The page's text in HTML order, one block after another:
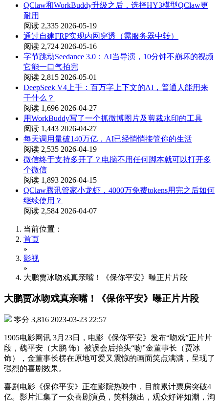
QClaw和WorkBuddy升级之后，选择HY3模型QClaw更
耐用
阅读 2,335 2026-05-19
通过自建FRP实现内网穿透（需服务器中转）
阅读 2,724 2026-05-16
字节跳动Seedance 3.0：AI当导演，10分钟不崩坏的视频
它能一口气拍完
阅读 2,815 2026-05-01
DeepSeek V4上手：百万字上下文的AI，普通人能用来
干什么？
阅读 1,696 2026-04-27
用WorkBuddy写了一个抓微博图片及剪裁水印的工具
阅读 1,443 2026-04-27
每天调用量破140万亿，AI已经悄悄接管你的生活
阅读 2,535 2026-04-19
微信终于支持多开了？电脑不用任何脚本就可以打开多
个微信
阅读 1,893 2026-04-15
QClaw腾讯管家小龙虾，4000万免费tokens用完之后如何
继续使用？
阅读 2,584 2026-04-07
当前位置：
首页
»
影视
»
大鹏贾冰吻戏真亲嘴！《保你平安》曝正片片段
大鹏贾冰吻戏真亲嘴！《保你平安》曝正片片段
零分 3,816 2023-03-23 22:57
1905电影网讯 3月23日，电影《保你平安》发布“吻戏”正片片
段，魏平安（大鹏 饰）被误会后抬头“吻”金董事长（贾冰
饰），金董事长楞在原地可爱又震惊的画面笑点满满，呈现了
强烈的喜剧效果。
喜剧电影《保你平安》正在影院热映中，目前累计票房突破4
亿。影片汇集了一众喜剧演员，笑料频出，观众好评如潮，淘